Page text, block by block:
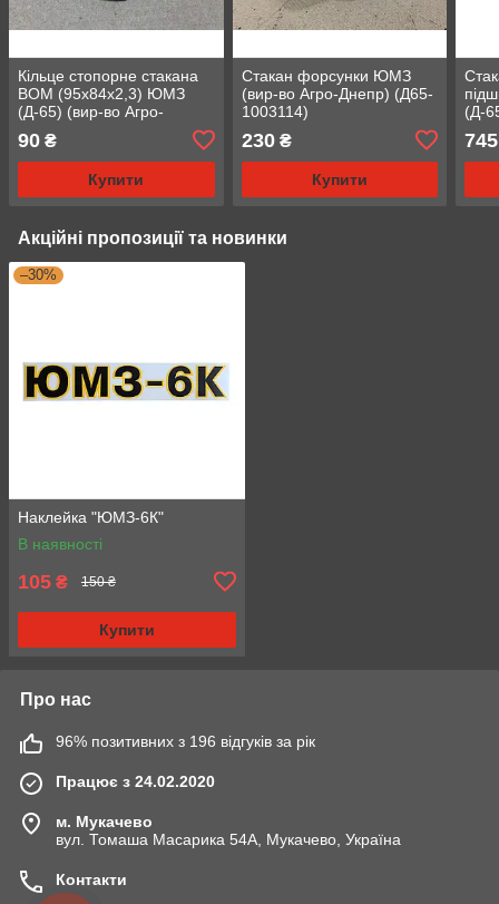
Кільце стопорне стакана
ВОМ (95х84х2,3) ЮМЗ
(Д-65) (вир-во Агро-
90 ₴
Купити
Стакан форсунки ЮМЗ
(вир-во Агро-Днепр) (Д65-
1003114)
230₴
Купити
(Д-
745
Акційні пропозиції та новинки
–30%
Наклейка "ЮМЗ-6К"
В наявності
105 ₴ 150 ₴
Купити
Про нас
96% позитивних з 196 відгуків за рік
Працює з 24.02.2020
м. Мукачево
вул. Томаша Масарика 54А, Мукачево, Україна
Контакти